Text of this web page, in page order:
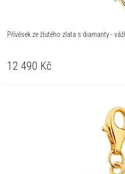
Přívěsek ze žlutého zlata s diamanty -
12 490 Kč